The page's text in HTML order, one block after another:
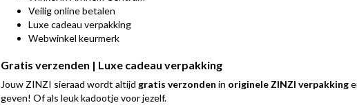
Veilig online betalen
Luxe cadeau verpakking
Webwinkel keurmerk
Gratis verzenden | Luxe cadeau verpakking
Jouw ZINZI sieraad wordt altijd gratis verzonden in originele ZINZI verpakking
geven! Of als leuk kadootje voor jezelf.